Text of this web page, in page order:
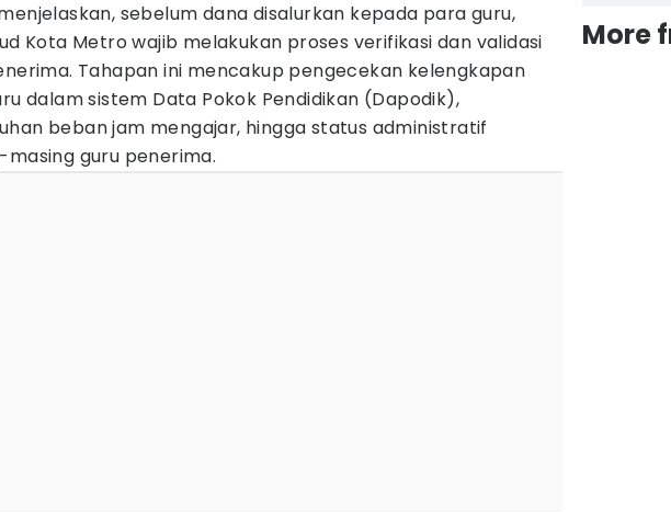
sebelum dana disalurkan kepada para guru,
Kota Metro wajib melakukan proses verifikasi dan validasi
Tahapan ini mencakup pengecekan kelengkapan
dalam sistem Data Pokok Pendidikan (Dapodik),
beban jam mengajar, hingga status administratif
masing guru penerima.
More